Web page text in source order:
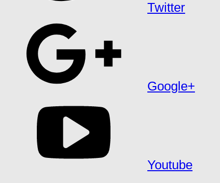
Twitter
Google+
Youtube